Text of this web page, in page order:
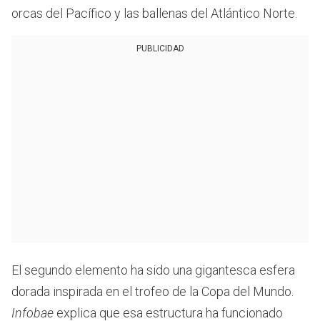
orcas del Pacífico y las ballenas del Atlántico Norte.
PUBLICIDAD
El segundo elemento ha sido una gigantesca esfera
dorada inspirada en el trofeo de la Copa del Mundo.
Infobae explica que esa estructura ha funcionado